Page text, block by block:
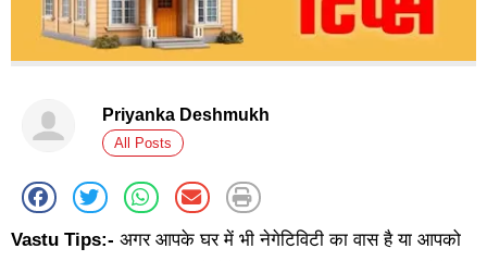
Priyanka Deshmukh
All Posts
Vastu Tips:- अगर आपके घर में भी नेगेटिविटी का वास है या आपको